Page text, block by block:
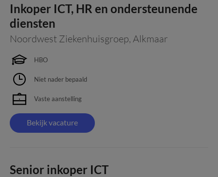
Inkoper ICT, HR en ondersteunende
diensten
Noordwest Ziekenhuisgroep, Alkmaar
HBO
Niet nader bepaald
Vaste aanstelling
Bekijk vacature
Senior inkoper ICT